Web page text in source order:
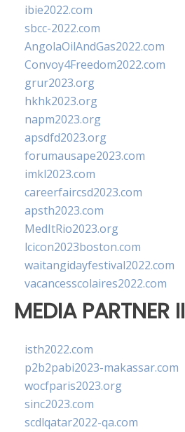
ibie2022.com
sbcc-2022.com
AngolaOilAndGas2022.com
Convoy4Freedom2022.com
grur2023.org
hkhk2023.org
napm2023.org
apsdfd2023.org
forumausape2023.com
imkl2023.com
careerfaircsd2023.com
apsth2023.com
MedItRio2023.org
lcicon2023boston.com
waitangidayfestival2022.com
vacancesscolaires2022.com
MEDIA PARTNER II
isth2022.com
p2b2pabi2023-makassar.com
wocfparis2023.org
sinc2023.com
scdlqatar2022-qa.com